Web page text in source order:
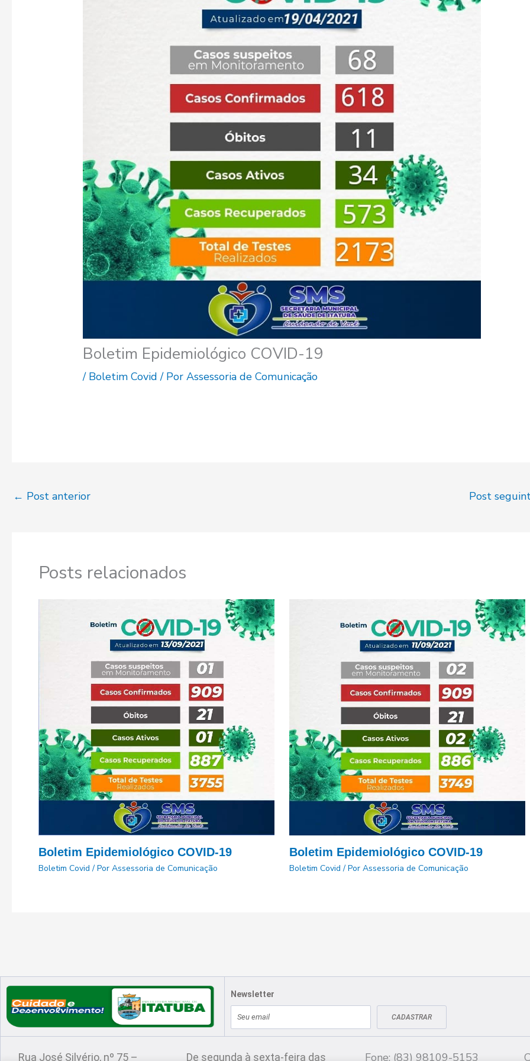
Boletim Epidemiológico COVID-19
/ Boletim Covid / PorAssessoria de Comunicação
← Post anterior Post
Posts relacionados
Boletim Epidemiológico COVID-19
Boletim Covid / Por Assessoria de Comunicação
Boletim Epidemiológico COVID-19
Boletim Covid / Por Assessoria de Comunicação
Newsletter
mail
CADASTRAR
Localização
Rua José Silvério, nº 75 –
Atendimento
De segunda à sexta-feira das
Fale conosco
Fone: (83) 98109-5153